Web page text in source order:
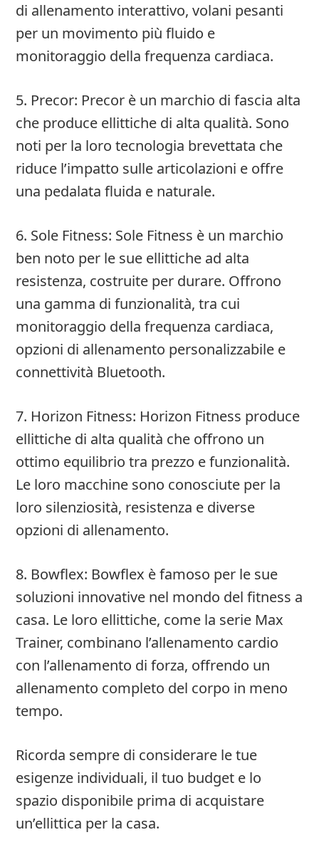
di allenamento interattivo, volani pesanti
per un movimento più fluido e
monitoraggio della frequenza cardiaca.
5. Precor: Precor è un marchio di fascia alta
che produce ellittiche di alta qualità. Sono
noti per la loro tecnologia brevettata che
riduce l’impatto sulle articolazioni e offre
una pedalata fluida e naturale.
6. Sole Fitness: Sole Fitness è un marchio
ben noto per le sue ellittiche ad alta
resistenza, costruite per durare. Offrono
una gamma di funzionalità, tra cui
monitoraggio della frequenza cardiaca,
opzioni di allenamento personalizzabile e
connettività Bluetooth.
7. Horizon Fitness: Horizon Fitness produce
ellittiche di alta qualità che offrono un
ottimo equilibrio tra prezzo e funzionalità.
Le loro macchine sono conosciute per la
loro silenziosità, resistenza e diverse
opzioni di allenamento.
8. Bowflex: Bowflex è famoso per le sue
soluzioni innovative nel mondo del fitness a
casa. Le loro ellittiche, come la serie Max
Trainer, combinano l’allenamento cardio
con l’allenamento di forza, offrendo un
allenamento completo del corpo in meno
tempo.
Ricorda sempre di considerare le tue
esigenze individuali, il tuo budget e lo
spazio disponibile prima di acquistare
un’ellittica per la casa.